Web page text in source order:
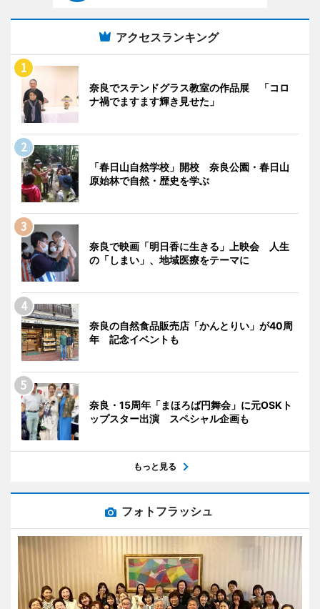
アクセスランキング
奈良でステンドグラス教室の作品展 「コロ
ナ禍でますます輝き見せた」
「春日山自然学校」開校 奈良公園・春日山
原始林で自然・歴史を学ぶ
奈良で映画「明日香に生きる」上映会 人生
の「しまい」、地域医療をテーマに
奈良の自然食品販売店「かんとりい」が40周
年 記念イベントも
奈良・15周年「まほろば円舞会」に元OSKト
ップスター出演 スペシャル企画も
もっと見る
フォトフラッシュ